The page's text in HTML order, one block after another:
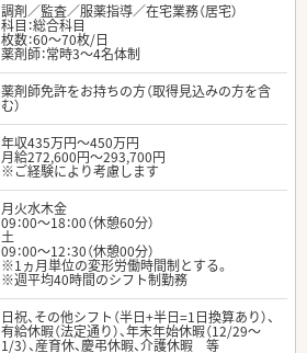
調剤／監査／服薬指導／在宅業務（居宅）
科目：総合科目
枚数：60～70枚/日
薬剤師：常時3～4名体制
薬剤師免許をお持ちの方（取得見込みの方を含
む）
年収435万円～450万円
月給272,600円～293,700円
※ご経験により考慮します
月火水木金
09：00～18：00（休憩60分）
土
09：00～12：30（休憩00分）
※1ヵ月単位の変形労働時間制とする。
※週平均40時間のシフト制勤務
日祝、その他シフト（半日+半日=1日換算あり）、
有給休暇（法定通り）、年末年始休暇（12/29～
1/3）、産育休、慶弔休暇、介護休暇 等